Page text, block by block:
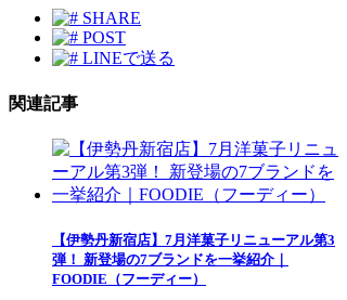
SHARE
POST
LINEで送る
関連記事
【伊勢丹新宿店】7月洋菓子リニューアル第3
弾！ 新登場の7ブランドを一挙紹介｜
FOODIE（フーディー）